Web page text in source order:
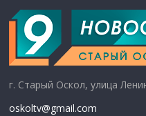
г. Старый Оскол, улица
oskoltv@gmail.com